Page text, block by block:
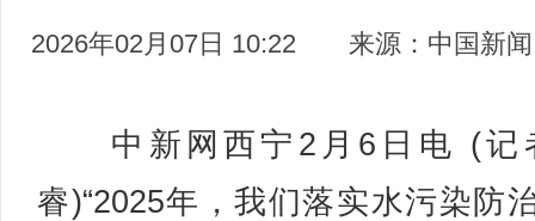
2026年02月07日 10:22 来源：中国新
中新网西宁2月6日电 (记
睿)“2025年，我们落实水污染防